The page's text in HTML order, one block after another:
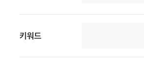
키워드